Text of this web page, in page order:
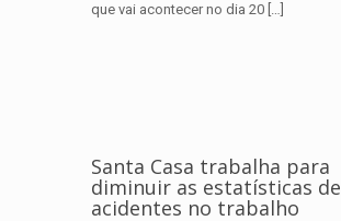
que vai acontecer no dia 20 […]
Santa Casa trabalha para
diminuir as estatísticas de
acidentes no trabalho